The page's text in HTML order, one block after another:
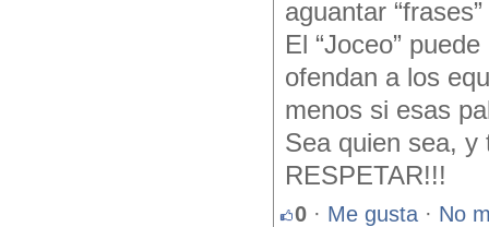
aguantar
El “Joceo”
ofendan a los
menos si esas
Sea quien sea, y
RESPETAR!!!
0 · Me gusta · No